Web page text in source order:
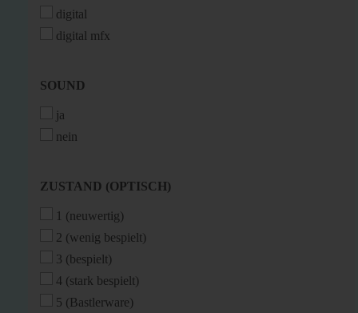
digital
digital mfx
SOUND
SOUND
ja
nein
ZUSTAND
ZUSTAND (OPTISCH)
1 (neuwertig)
2 (wenig bespielt)
3 (bespielt)
4 (stark bespielt)
5 (Bastlerware)